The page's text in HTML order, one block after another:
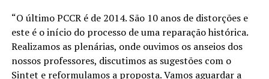
“O último PCCR é de 2014. São 10 anos de distorções e
este é o início do processo de uma reparação histórica.
Realizamos as plenárias, onde ouvimos os anseios dos
nossos professores, discutimos as sugestões com o
Sintet e reformulamos a proposta. Vamos aguardar a